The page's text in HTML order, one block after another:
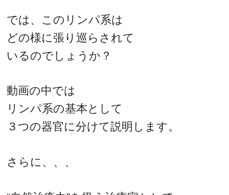
では、このリンパ系は
どの様に張り巡らされて
いるのでしょうか？
動画の中では
リンパ系の基本として
３つの器官に分けて説明します。
さらに、、、